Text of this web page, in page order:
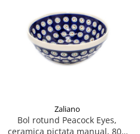
Zaliano
Bol rotund Peacock Eyes,
ceramica pictata manual, 800